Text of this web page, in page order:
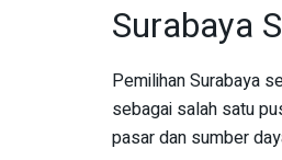
Surabaya
Pemilihan Surabaya
sebagai salah satu
pasar dan sumber